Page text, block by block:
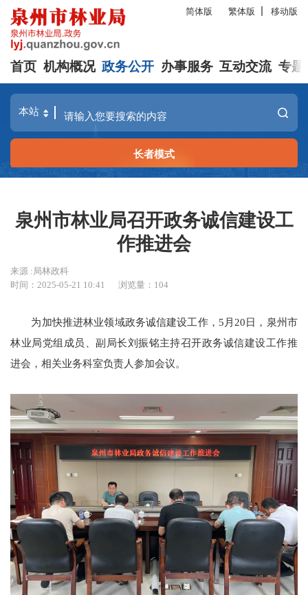
简体版 繁体版 移动版
首页 机构概况 政务公开 办事服务 互动交流 专题
长者模式
泉州市林业局召开政务诚信建设工
作推进会
来源 :局林政科
时间：2025-05-21 10:41
浏览量： 104
为加快推进林业领域政务诚信建设工作，5月20日，泉州市
林业局党组成员、副局长刘振铭主持召开政务诚信建设工作推
进会，相关业务科室负责人参加会议。